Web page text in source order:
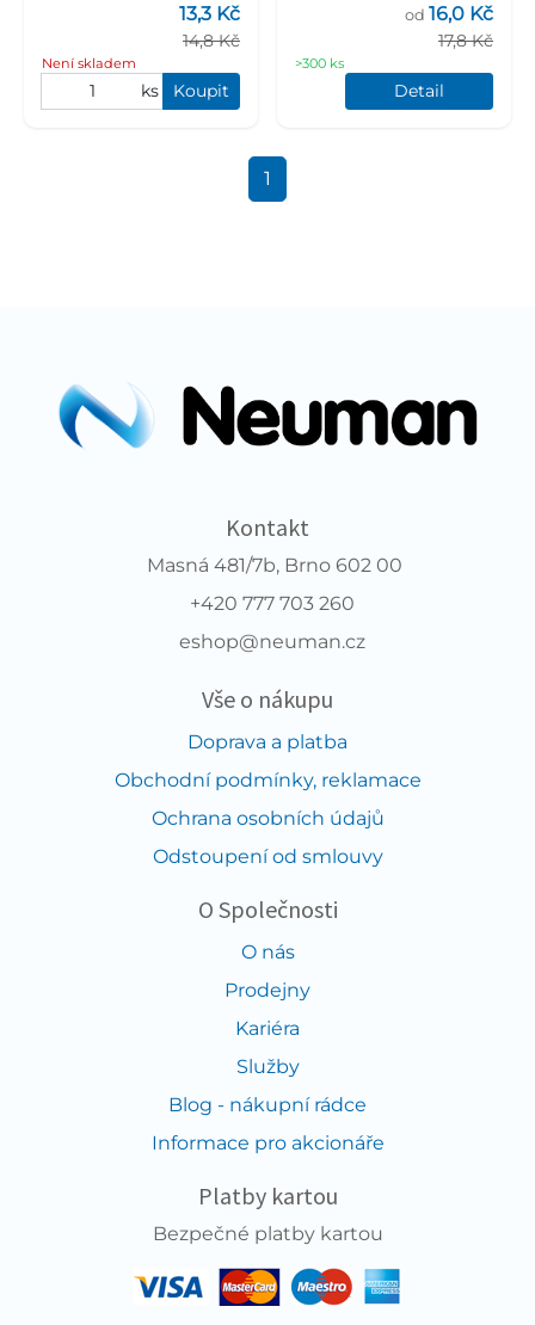
14,8 Kč
13,3 Kč
Není skladem
ks Koupit
17,8 Kč
od 16,0 Kč
>300 ks
Detail
1
Kontakt
Masná 481/7b, Brno 602 00
+420 777 703 260
eshop@neuman.cz
Vše o nákupu
Doprava a platba
Obchodní podmínky, reklamace
Ochrana osobních údajů
Odstoupení od smlouvy
O Společnosti
O nás
Prodejny
Kariéra
Služby
Blog - nákupní rádce
Informace pro akcionáře
Platby kartou
Bezpečné platby kartou